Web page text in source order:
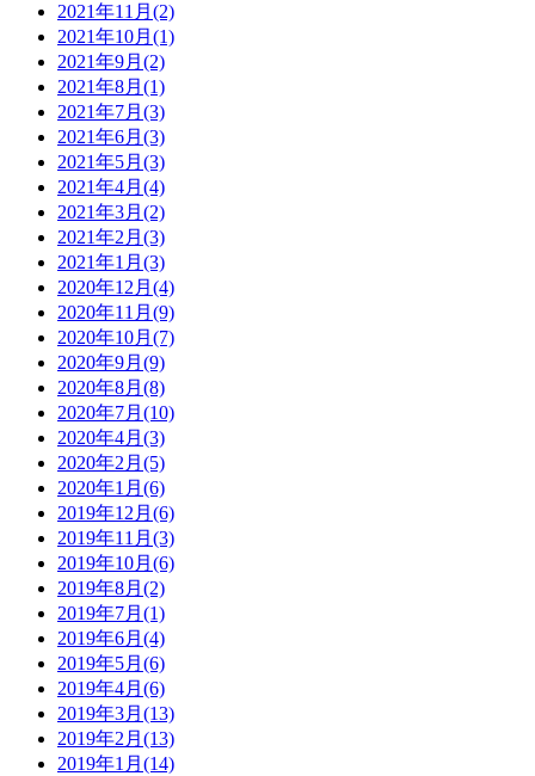
2021年11月(2)
2021年10月(1)
2021年9月(2)
2021年8月(1)
2021年7月(3)
2021年6月(3)
2021年5月(3)
2021年4月(4)
2021年3月(2)
2021年2月(3)
2021年1月(3)
2020年12月(4)
2020年11月(9)
2020年10月(7)
2020年9月(9)
2020年8月(8)
2020年7月(10)
2020年4月(3)
2020年2月(5)
2020年1月(6)
2019年12月(6)
2019年11月(3)
2019年10月(6)
2019年8月(2)
2019年7月(1)
2019年6月(4)
2019年5月(6)
2019年4月(6)
2019年3月(13)
2019年2月(13)
2019年1月(14)